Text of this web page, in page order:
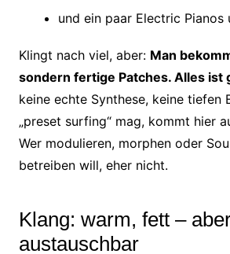
und ein paar Electric Pianos
Klingt nach viel, aber: Man
sondern fertige Patches. Alles ist
keine echte Synthese, keine tiefen
„preset surfing“ mag, kommt hier
Wer modulieren, morphen oder
betreiben will, eher nicht.
Klang: warm, fett –
austauschbar